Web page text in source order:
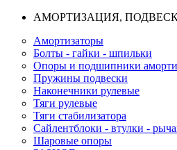
АМОРТИЗАЦИЯ,
Амортизаторы
Болты - гайки - шпильки
Опоры и подшипники
Пружины подвески
Наконечники рулевые
Тяги рулевые
Тяги стабилизатора
Сайлентблоки - втулки -
Шаровые опоры